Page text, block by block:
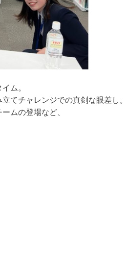
ム。
てチャレンジでの真剣な眼差し。
ムの登場など、